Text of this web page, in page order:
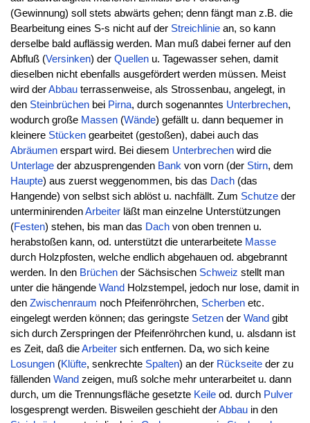
(Gewinnung) soll stets abwärts gehen; denn fängt man z.B. die
Bearbeitung eines S-s nicht auf der Streichliniean, so kann
derselbe bald auflässig werden. Man muß dabei ferner auf den
Abfluß (Versinken) der Quellenu. Tagewasser sehen, damit
dieselben nicht ebenfalls ausgefördert werden müssen. Meist
wird derAbbauterrassenweise, als Strossenbau, angelegt, in
den Steinbrüchenbei Pirna, durch sogenanntes Unterbrechen,
wodurch große Massen(Wände) gefällt u. dann bequemer in
kleinere Stückengearbeitet (gestoßen), dabei auch das
Abräumenerspart wird. Bei diesem Unterbrechenwird die
Unterlageder abzusprengenden Bankvon vorn (der Stirn, dem
Haupte) aus zuerst weggenommen, bis das Dach(das
Hangende) von selbst sich ablöst u. nachfällt. Zum Schutzeder
unterminirendenArbeiterläßt man einzelne Unterstützungen
(Festen) stehen, bis man das Dachvon oben trennen u.
herabstoßen kann, od. unterstützt die unterarbeitete Masse
durch Holzpfosten, welche endlich abgehauen od. abgebrannt
werden. In den Brüchender Sächsischen Schweiz stellt man
unter die hängende Wand Holzstempel, jedoch nur lose, damit in
den Zwischenraum noch Pfeifenröhrchen, Scherbenetc.
eingelegt werden können; das geringste Setzender Wand gibt
sich durch Zerspringen der Pfeifenröhrchen kund, u. alsdann ist
es Zeit, daß dieArbeitersich entfernen. Da, wo sich keine
Losungen(Klüfte, senkrechte Spalten) an der Rückseiteder zu
fällenden Wand zeigen, muß solche mehr unterarbeitet u. dann
durch, um die Trennungsfläche gesetzte Keileod. durch Pulver
losgesprengt werden. Bisweilen geschieht derAbbauin den